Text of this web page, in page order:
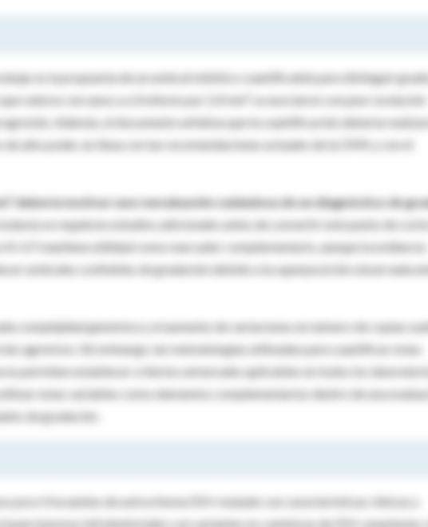
es la propuesta de un umbral mitótico cuantificable para distinguir
valores cercanos a ≥3 mitosis por 2,4 mm² se asociaron con peor evolución
Además, el documento enfatiza que la cuantificación debería
alto poder, en línea con las recomendaciones actuales de la OMS y con el
debería motivar una reevaluación cuidadosa de un diagnóstico de
se requieren estudios adicionales antes de convertir este punto de
Ki-67 mantiene utilidad como marcador complementario, aunque la evidencia
umbrales confiables de gradación debido a la superposición observada
complejidad genómica y el aumento de variaciones en número de copias
agresivos. Sin embargo, las metodologías utilizadas para cuantificar estas
no permiten establecer criterios universales aplicables en todos los
estas variables como elementos complementarios dentro de una
de gradación.
poco frecuentes de astrocitoma IDH-mutado con características clínicas y
tumores infratentoriales con variantes no canónicas de IDH, neoplasias